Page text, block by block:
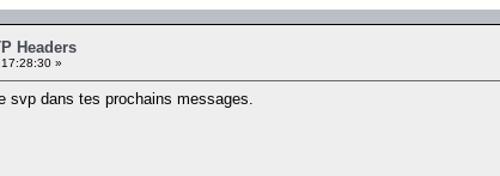
Headers
»
svp dans tes prochains messages.